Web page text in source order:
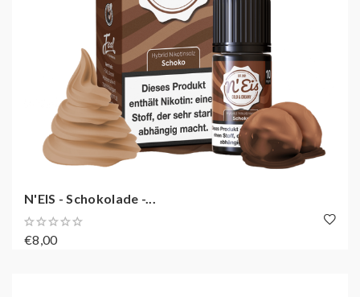
N'EIS - Schokolade -...
€8,00